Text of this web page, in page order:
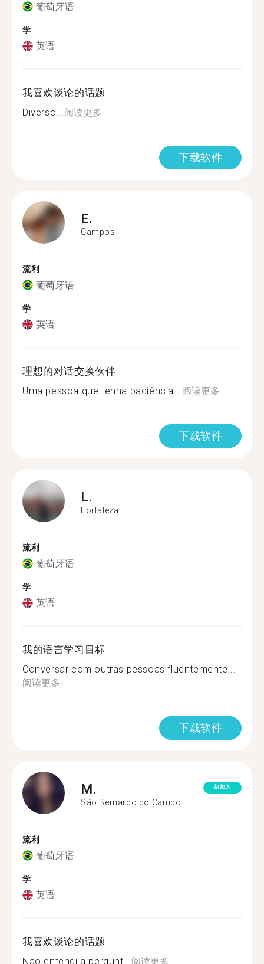
葡萄牙语
学
英语
我喜欢谈论的话题
Diverso...阅读更多
下载软件
E.
Campos
流利
葡萄牙语
学
英语
理想的对话交换伙伴
Uma pessoa que tenha paciência...阅读更多
下载软件
L.
Fortaleza
流利
葡萄牙语
学
英语
我的语言学习目标
Conversar com outras pessoas fluentemente...
阅读更多
下载软件
M.
São Bernardo do Campo
新加入
流利
葡萄牙语
学
英语
我喜欢谈论的话题
Nao entendi a pergunt... 阅读更多